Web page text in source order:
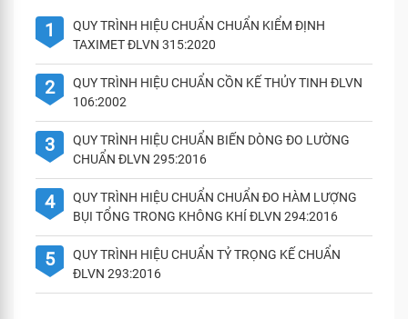
1
QUY TRÌNH HIỆU CHUẨN CHUẨN KIỂM ĐỊNH
TAXIMET ĐLVN 315:2020
2
QUY TRÌNH HIỆU CHUẨN CỒN KẾ THỦY TINH ĐLVN
106:2002
3
QUY TRÌNH HIỆU CHUẨN BIẾN DÒNG ĐO LƯỜNG
CHUẨN ĐLVN 295:2016
4
QUY TRÌNH HIỆU CHUẨN CHUẨN ĐO HÀM LƯỢNG
BỤI TỔNG TRONG KHÔNG KHÍ ĐLVN 294:2016
5
QUY TRÌNH HIỆU CHUẨN TỶ TRỌNG KẾ CHUẨN
ĐLVN 293:2016